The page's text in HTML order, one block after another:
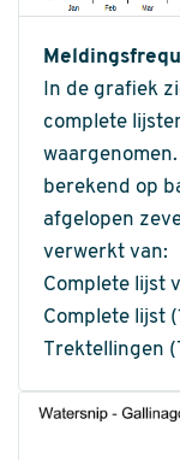
In de grafiek
complete
berekend op
afgelopen
verwerkt van:
Complete lijst
Complete lijst
Trektellingen